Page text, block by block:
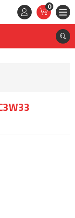
0
STAVKE
0,
RSD